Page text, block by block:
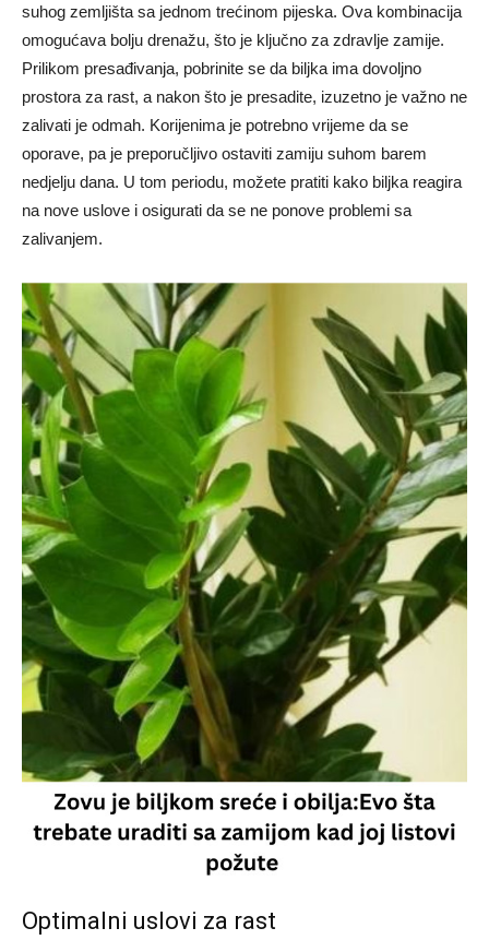
suhog zemljišta sa jednom trećinom pijeska. Ova kombinacija
omogućava bolju drenažu, što je ključno za zdravlje zamije.
Prilikom presađivanja, pobrinite se da biljka ima dovoljno
prostora za rast, a nakon što je presadite, izuzetno je važno ne
zalivati je odmah. Korijenima je potrebno vrijeme da se
oporave, pa je preporučljivo ostaviti zamiju suhom barem
nedjelju dana. U tom periodu, možete pratiti kako biljka reagira
na nove uslove i osigurati da se ne ponove problemi sa
zalivanjem.
Optimalni uslovi za rast